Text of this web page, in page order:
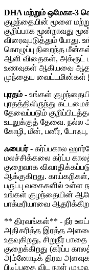
DHA மற்றும் ஒமேகா-3
குழந்தையின் மூளை
குறிப்பாக மூன்றாவது
விரைவுபடுத்தும் போது.
கொழுப்பு நிறைந்த
ஆளி விதைகள், அக்ரூட்
உணவுகள் ஆகியவை
முந்தைய வைட்டமின்கள்
புரதம் - உங்கள்
புரதத்திலிருந்து
தேவைப்படும்
உடலுக்குத் தேவை. நல்ல
கோழி, மீன், பனீர்,
ஃபைபர்- கர்ப்பகால
மலச்சிக்கலை கர்ப்ப
குறைவாக
ஆக்குகிறது.
பருப்பு வகைகளில் உள்ள
உங்கள் குழந்தையின்
பாக்டீரியாவை
** திரவங்கள்** - நீர்
அதிகரித்த இரத்த
உதவுகிறது, சிறுநீர்
குறைக்கிறது (கர்ப்ப
அம்னோடிக் திரவ
பிடிப்பதை விட நாள்